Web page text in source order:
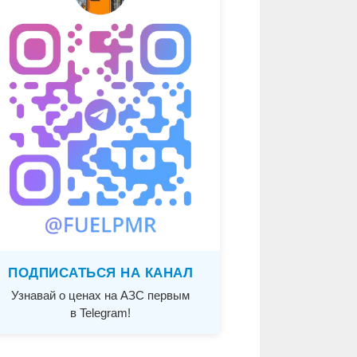
ПОДПИСАТЬСЯ НА КАНАЛ
Узнавай о ценах на АЗС первым
в Telegram!